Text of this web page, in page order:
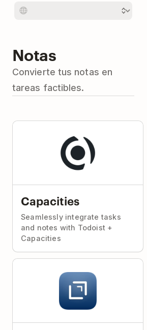
Notas
Convierte tus notas en
tareas factibles.
Capacities
Seamlessly integrate tasks
and notes with Todoist +
Capacities